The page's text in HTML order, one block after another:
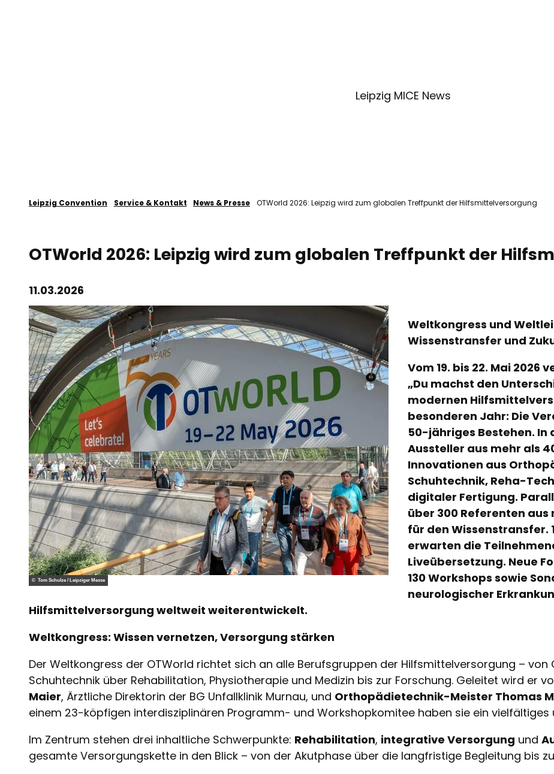
Leipzig MICE News
Leipzig Convention Service & Kontakt News & Presse OTWorld 2026: Leipzig wird zum globalen Treffpunkt der Hilfsmittelversorgung
OTWorld 2026: Leipzig wird zum globalen Treffpunkt der
11.03.2026
© Tom Schulze / Leipziger Messe
Weltkongress und
Wissenstransfer und
Vom 19. bis 22. Mai 2026
„Du machst den
modernen
besonderen Jahr: Die
50-jähriges Bestehen. In
Aussteller aus mehr als
Innovationen aus
Schuhtechnik, Reha-
digitaler Fertigung.
über 300 Referenten
für den Wissenstransfer.
erwarten die
Liveübersetzung. Neue
130 Workshops sowie
neurologischer
Hilfsmittelversorgung weltweit weiterentwickelt.
Weltkongress: Wissen vernetzen, Versorgung stärken
Der Weltkongress der OTWorld richtet sich an alle Berufsgruppen der Hilfsmittelversorgung –
Schuhtechnik über Rehabilitation, Physiotherapie und Medizin bis zur Forschung. Geleitet wird er
Maier, Ärztliche Direktorin der BG Unfallklinik Murnau, und Orthopädietechnik-Meister Thomas
einem 23-köpfigen interdisziplinären Programm- und Workshopkomitee haben sie ein
Im Zentrum stehen drei inhaltliche Schwerpunkte: Rehabilitation, integrative Versorgung und
gesamte Versorgungskette in den Blick – von der Akutphase über die langfristige Begleitung bis